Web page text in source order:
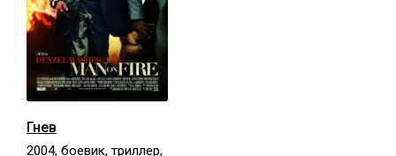
Гнев
2004, боевик, триллер,